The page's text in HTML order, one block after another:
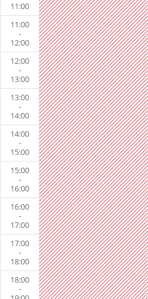
11:00
11:00
-
12:00
12:00
-
13:00
13:00
-
14:00
14:00
-
15:00
15:00
-
16:00
16:00
-
17:00
17:00
-
18:00
18:00
-